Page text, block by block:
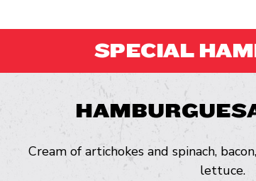
SPECIAL
Cream of artichokes and spinach,
lettuce.